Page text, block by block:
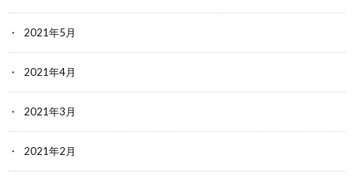
2021年5月
2021年4月
2021年3月
2021年2月